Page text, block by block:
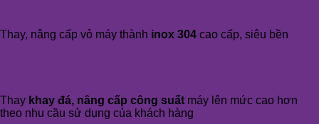
Thay, nâng cấp vỏ máy thành inox 304 cao cấp, siêu bền
Thay khay đá, nâng cấp công suất máy lên mức cao hơn
theo nhu cầu sử dụng của khách hàng